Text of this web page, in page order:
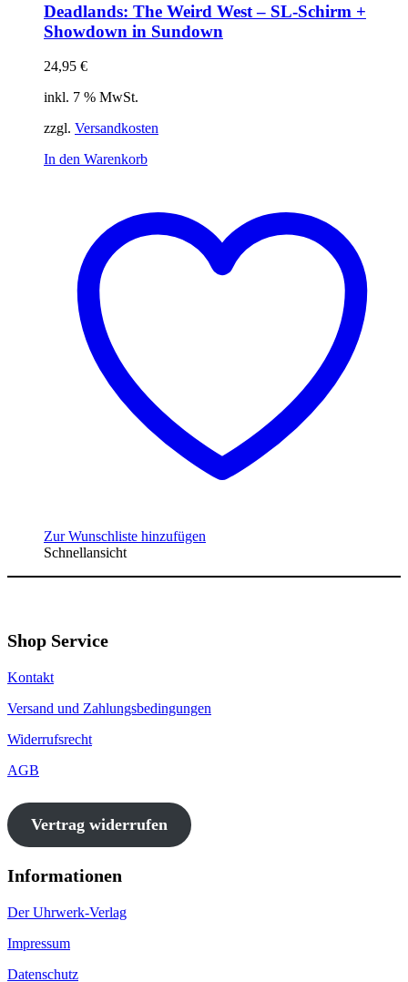
Deadlands: The Weird West – SL-Schirm +
Showdown in Sundown
24,95 €
inkl. 7 % MwSt.
zzgl. Versandkosten
In den Warenkorb
Zur Wunschliste hinzufügen
Schnellansicht
Shop Service
Kontakt
Versand und Zahlungsbedingungen
Widerrufsrecht
AGB
Vertrag widerrufen
Informationen
Der Uhrwerk-Verlag
Impressum
Datenschutz